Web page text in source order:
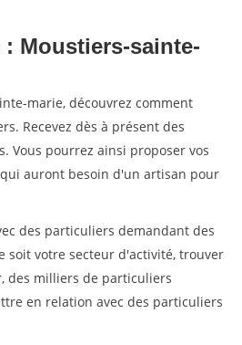
Moustiers-sainte-
marie, découvrez comment
Recevez dès à présent des
Vous pourrez ainsi proposer vos
auront besoin d'un artisan pour
des particuliers demandant des
soit votre secteur d'activité, trouver
des milliers de particuliers
en relation avec des particuliers